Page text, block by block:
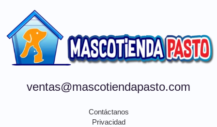
ventas@mascotiendapasto.com
Contáctanos
Privacidad